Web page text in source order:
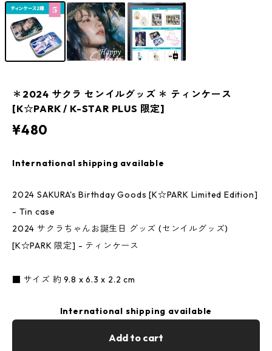
＊2024 サクラ センイルグッズ ＊ ティンケース
[K☆PARK / K-STAR PLUS 限定]
¥480
International shipping available
2024 SAKURA's Birthday Goods [K☆PARK Limited Edition]
- Tin case
2024 サクラちゃんお誕生日 グッズ (センイルグッズ)
[K☆PARK 限定] - ティンケース
■ サイズ 約 9.8 x 6.3 x 2.2 cm
International shipping available
Add to cart